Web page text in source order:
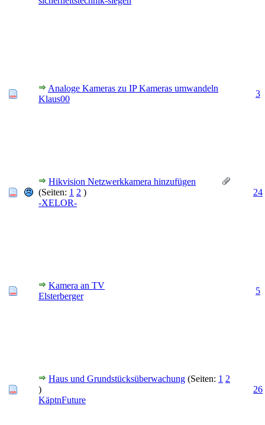
Analoge Kameras zu IP Kameras umwandeln
Klaus00
3
Hikvision Netzwerkkamera hinzufügen
(Seiten: 1 2 )
-XELOR-
24
Kamera an TV
Elsterberger
5
Haus und Grundstücksüberwachung (Seiten: 1 2
)
KäptnFuture
26